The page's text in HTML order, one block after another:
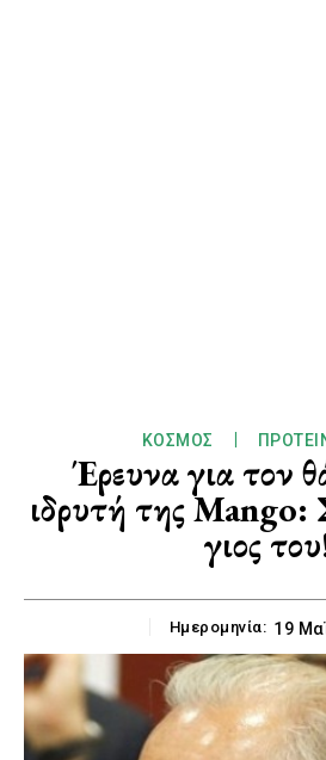
ΚΌΣΜΟΣ
Έρευνα για τον
ιδρυτή της Mango:
γιος
Ημερομηνία: 19